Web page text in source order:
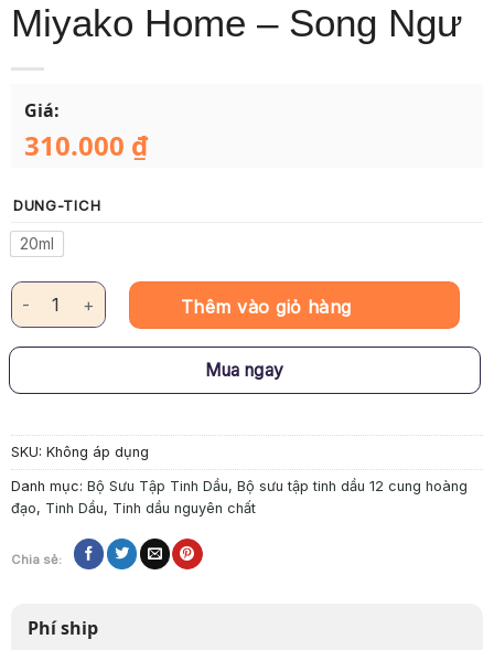
Miyako Home – Song Ngư
Giá:
310.000 ₫
DUNG-TICH
20ml
Tinh Dầu Nguyên Chất Miyako Home – Song Ngư số lượng
Thêm vào giỏ hàng
Mua ngay
SKU: Không áp dụng
Danh mục: Bộ Sưu Tập Tinh Dầu, Bộ sưu tập tinh dầu 12 cung hoàng
đạo, Tinh Dầu, Tinh dầu nguyên chất
Chia sẻ:
Phí ship